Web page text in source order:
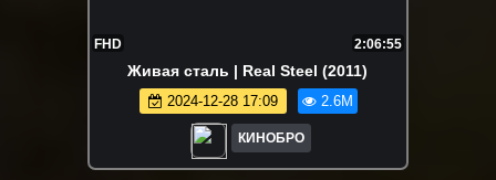
FHD 2:06:55
Живая сталь | Real Steel (2011)
2024-12-28 17:09 2.6M
КИНОБРО